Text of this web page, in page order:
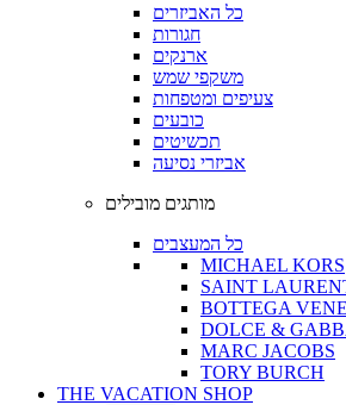
כל האביזרים
חגורות
ארנקים
משקפי שמש
צעיפים ומטפחות
כובעים
תכשיטים
אביזרי נסיעה
מותגים מובילים
כל המעצבים
MICHAEL KORS
SAINT
BOTTEGA
DOLCE &
MARC JACOBS
TORY BURCH
THE VACATION SHOP